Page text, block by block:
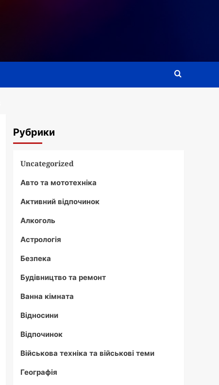
Рубрики
Uncategorized
Авто та мототехніка
Активний відпочинок
Алкоголь
Астрологія
Безпека
Будівництво та ремонт
Ванна кімната
Відносини
Відпочинок
Військова техніка та військові теми
Географія